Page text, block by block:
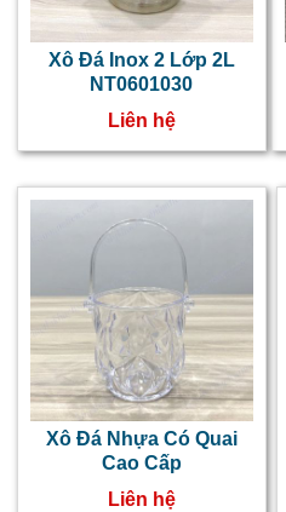
Xô Đá Inox 2 Lớp 2L
NT0601030
Liên hệ
Xô Đá Nhựa Có Quai
Cao Cấp
Liên hệ